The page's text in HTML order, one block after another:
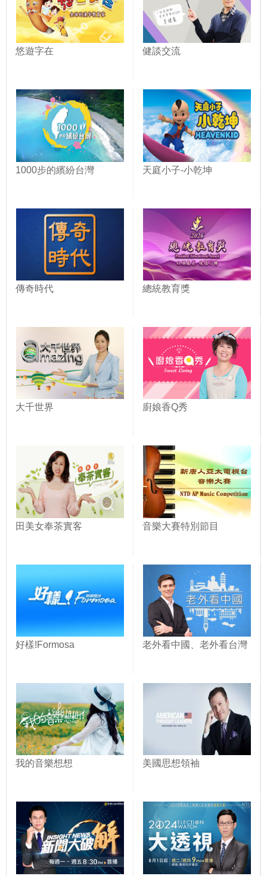
悠遊字在 健談交流
1000步的繽紛台灣 天庭小子-小乾坤
傳奇時代 總統教育獎
大千世界 廚娘香Q秀
田美女奉茶實客 音樂大賽特別節目
好樣!Formosa 老外看中國、老外看台灣
我的音樂想想 美國思想領袖